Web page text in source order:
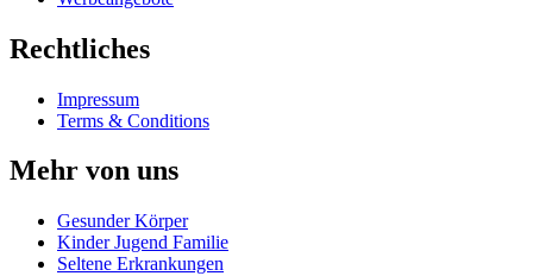
Rechtliches
Impressum
Terms & Conditions
Mehr von uns
Gesunder Körper
Kinder Jugend Familie
Seltene Erkrankungen